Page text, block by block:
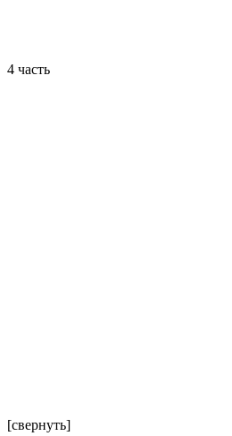
4 часть
[свернуть]